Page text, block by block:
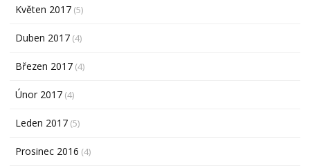
Květen 2017 (5)
Duben 2017 (4)
Březen 2017 (4)
Únor 2017 (4)
Leden 2017 (5)
Prosinec 2016 (4)